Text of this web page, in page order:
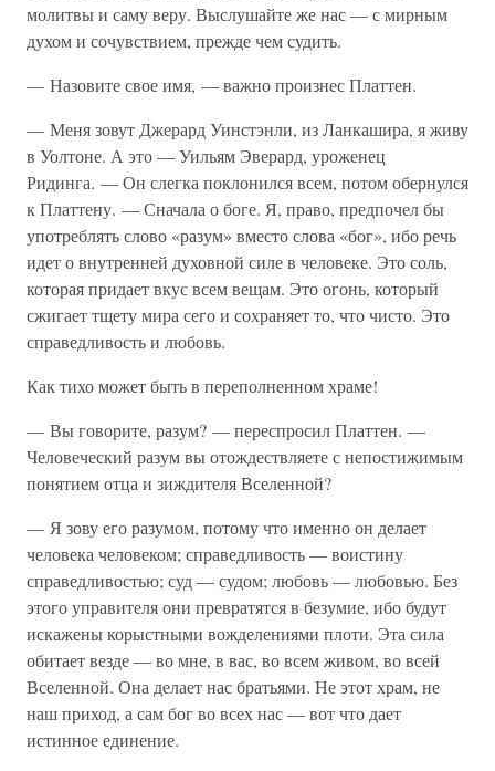
молитвы и саму веру. Выслушайте же нас — с мирным
духом и сочувствием, прежде чем судить.
— Назовите свое имя, — важно произнес Платтен.
— Меня зовут Джерард Уинстэнли, из Ланкашира, я живу
в Уолтоне. А это — Уильям Эверард, уроженец
Ридинга. — Он слегка поклонился всем, потом обернулся
к Платтену. — Сначала о боге. Я, право, предпочел бы
употреблять слово «разум» вместо слова «бог», ибо речь
идет о внутренней духовной силе в человеке. Это соль,
которая придает вкус всем вещам. Это огонь, который
сжигает тщету мира сего и сохраняет то, что чисто. Это
справедливость и любовь.
Как тихо может быть в переполненном храме!
— Вы говорите, разум? — переспросил Платтен. —
Человеческий разум вы отождествляете с непостижимым
понятием отца и зиждителя Вселенной?
— Я зову его разумом, потому что именно он делает
человека человеком; справедливость — воистину
справедливостью; суд — судом; любовь — любовью. Без
этого управителя они превратятся в безумие, ибо будут
искажены корыстными вожделениями плоти. Эта сила
обитает везде — во мне, в вас, во всем живом, во всей
Вселенной. Она делает нас братьями. Не этот храм, не
наш приход, а сам бог во всех нас — вот что дает
истинное единение.